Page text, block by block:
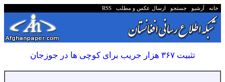
خانه آرشیو جستجو ارسال عکس و مطلب RSS
تثبیت ۳۶۷ هزار جریب برای کوچی ها در جوزجان